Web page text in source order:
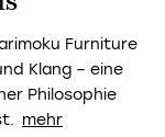
Furniture
Klang – eine
Philosophie